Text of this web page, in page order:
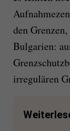
den
Bulgarien:
irregulären